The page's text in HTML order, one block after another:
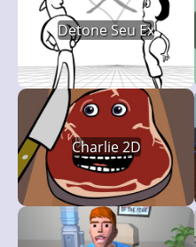
Detone Seu Ex
Charlie 2D